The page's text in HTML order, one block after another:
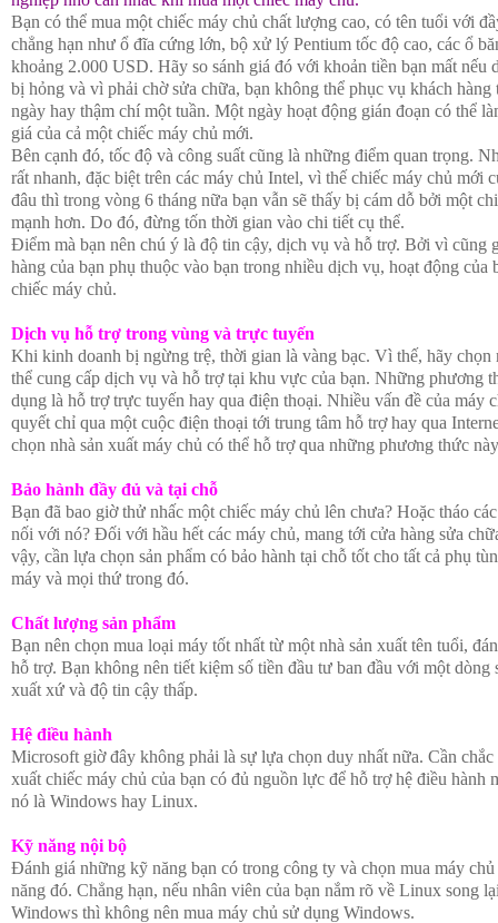
Bạn có thể mua một chiếc máy chủ chất lượng cao, có tên tuổi với
chẳng hạn như ổ đĩa cứng lớn, bộ xử lý Pentium tốc độ cao, các ổ
khoảng 2.000 USD. Hãy so sánh giá đó với khoản tiền bạn mất nếu
bị hỏng và vì phải chờ sửa chữa, bạn không thể phục vụ khách
ngày hay thậm chí một tuần. Một ngày hoạt động gián đoạn có thể
giá của cả một chiếc máy chủ mới.
Bên cạnh đó, tốc độ và công suất cũng là những điểm quan trọng.
rất nhanh, đặc biệt trên các máy chủ Intel, vì thế chiếc máy chủ mới
đâu thì trong vòng 6 tháng nữa bạn vẫn sẽ thấy bị cám dỗ bởi một
mạnh hơn. Do đó, đừng tốn thời gian vào chi tiết cụ thể.
Điểm mà bạn nên chú ý là độ tin cậy, dịch vụ và hỗ trợ. Bởi vì cũng
hàng của bạn phụ thuộc vào bạn trong nhiều dịch vụ, hoạt động của
chiếc máy chủ.
Dịch vụ hỗ trợ trong vùng và trực tuyến
Khi kinh doanh bị ngừng trệ, thời gian là vàng bạc. Vì thế, hãy chọn
thể cung cấp dịch vụ và hỗ trợ tại khu vực của bạn. Những phương
dụng là hỗ trợ trực tuyến hay qua điện thoại. Nhiều vấn đề của máy
quyết chỉ qua một cuộc điện thoại tới trung tâm hỗ trợ hay qua
chọn nhà sản xuất máy chủ có thể hỗ trợ qua những phương thức
Bảo hành đầy đủ và tại chỗ
Bạn đã bao giờ thử nhấc một chiếc máy chủ lên chưa? Hoặc tháo
nối với nó? Đối với hầu hết các máy chủ, mang tới cửa hàng sửa
vậy, cần lựa chọn sản phẩm có bảo hành tại chỗ tốt cho tất cả phụ
máy và mọi thứ trong đó.
Chất lượng sản phẩm
Bạn nên chọn mua loại máy tốt nhất từ một nhà sản xuất tên tuổi,
hỗ trợ. Bạn không nên tiết kiệm số tiền đầu tư ban đầu với một dòng
xuất xứ và độ tin cậy thấp.
Hệ điều hành
Microsoft giờ đây không phải là sự lựa chọn duy nhất nữa. Cần chắc
xuất chiếc máy chủ của bạn có đủ nguồn lực để hỗ trợ hệ điều hành
nó là Windows hay Linux.
Kỹ năng nội bộ
Đánh giá những kỹ năng bạn có trong công ty và chọn mua máy
năng đó. Chẳng hạn, nếu nhân viên của bạn nắm rõ về Linux song
Windows thì không nên mua máy chủ sử dụng Windows.